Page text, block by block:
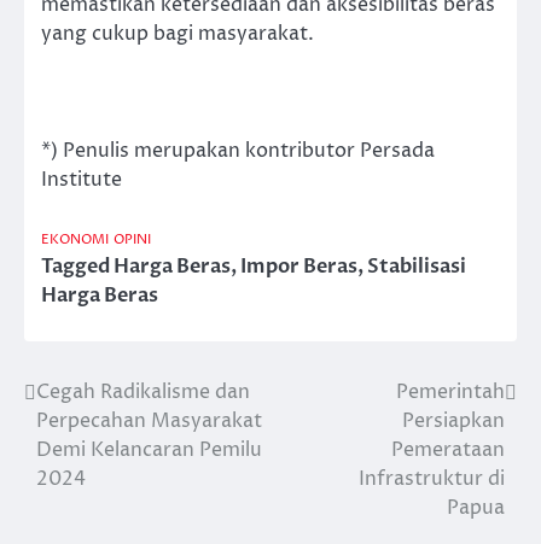
yang cukup bagi masyarakat.
*) Penulis merupakan kontributor Persada
Institute
EKONOMI OPINI
TaggedHarga Beras,Impor Beras,Stabilisasi
Harga Beras
Post
navigation
Cegah Radikalisme dan
Perpecahan Masyarakat
Demi Kelancaran Pemilu
2024
Pemerintah
Persiapkan
Pemerataan
Infrastruktur di
Papua